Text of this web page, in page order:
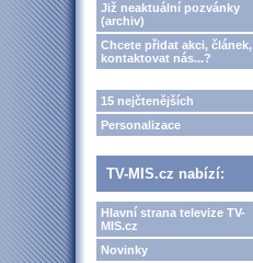
Již neaktuální pozvánky
(archiv)
Chcete přidat akci, článek,
kontaktovat nás...?
15 nejčtenějších
Personalizace
TV-MIS.cz nabízí:
Hlavní strana televize TV-
MIS.cz
Novinky